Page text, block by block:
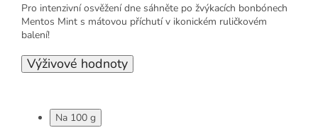
Pro intenzivní osvěžení dne sáhněte po žvýkacích bonbónech
Mentos Mint s mátovou příchutí v ikonickém ruličkovém
balení!
Výživové hodnoty
Na 100 g